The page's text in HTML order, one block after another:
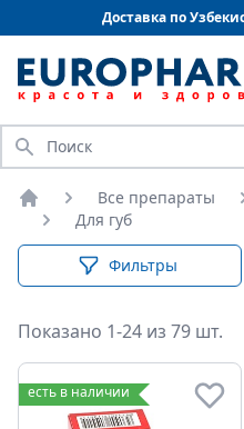
Доставка по
Искать
Главная
Все препараты
Для губ
Фильтры
Показано 1-24 из 79 шт.
Для губ
есть в наличии